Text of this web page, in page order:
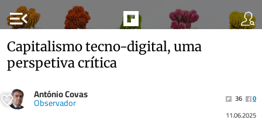
menu_open
Capitalismo tecno-digital, uma
perspetiva crítica
António Covas
Observador 36
0
11.06.2025